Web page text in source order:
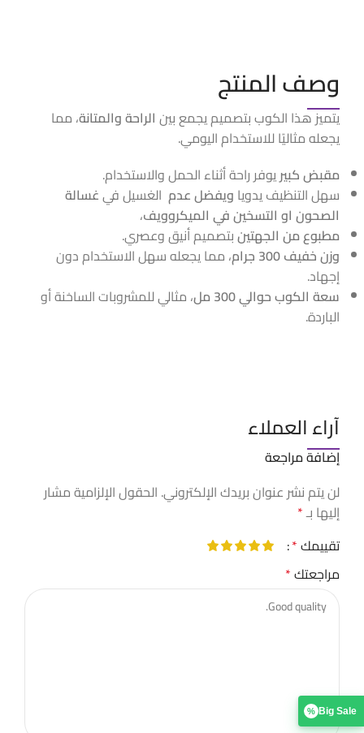
وصف المنتج
يتميز هذا الكوب بتصميم يجمع بين الراحة والمتانة، مما
يجعله مثاليًا للاستخدام اليومي.
مقبض كبيريوفر راحة أثناء الحمل والاستخدام.
سهل التنظيف يدويا ويفضل عدم الغسيل فيغسالة
الصحون او التسخين في الميكروويف،
مطبوع من الجهتينبتصميم أنيق وعصري.
وزن خفيف 300 جرام
، مما يجعله سهل الاستخدام دون
إجهاد.
سعة الكوب حوالي 300 مل
، مثالي للمشروبات الساخنة أو
الباردة.
آراء العملاء
إضافة مراجعة
لن يتم نشر عنوان بريدك الإلكتروني. الحقول الإلزامية مشار
إليها بـ*
تقييمك*
مراجعتك*
% Big Sale